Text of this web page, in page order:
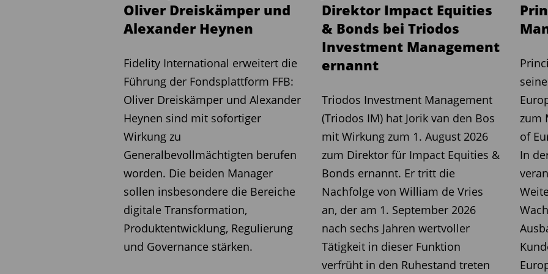
Mediolanum Challenge Funds, von denen alle liquide, aktiv
gemanagte Multi-Manager-Strategien verfolgen und auf
Privatanleger zugeschnitten sind, die in Aktien, Anleihen und Multi-
Asset investieren wollen. Sie ermöglichen Anlegern eine breite
Streuung über unterschiedliche Managementansätze,
Anlageklassen, Regionen und Sektoren hinweg. Darunter finden
sich ESG-Lösungen sowie zahlreiche innovative,
zukunftsorientierte Anlagethemen, die auf Basis von Mediolanums
über 20-jähriger Expertise in der Auswahl der besten
spezialisierten Asset Manager entwickelt wurden.
Zwanzigstes Wachstumsjahr in Folge
Mediolanum hat derzeit mehr als 44 Milliarden Euro Assets under
Management, rund 500 Millionen Euro davon in den deutschen
Oliver Dreiskämper und
Alexander Heynen
Fidelity International erweitert die
Führung der Fondsplattform FFB:
Oliver Dreiskämper und Alexander
Heynen sind mit sofortiger
Wirkung zu
Generalbevollmächtigten berufen
worden. Die beiden Manager
sollen insbesondere die Bereiche
digitale Transformation,
Produktentwicklung, Regulierung
und Governance stärken.
Direktor Impact Equities
& Bonds bei Triodos
Investment Management
ernannt
Triodos Investment Management
(Triodos IM) hat Jorik van den Bos
mit Wirkung zum 1. August 2026
zum Direktor für Impact Equities &
Bonds ernannt. Er tritt die
Nachfolge von William de Vries
an, der am 1. September 2026
nach sechs Jahren wertvoller
Tätigkeit in dieser Funktion
verfrüht in den Ruhestand treten
zum
of
In